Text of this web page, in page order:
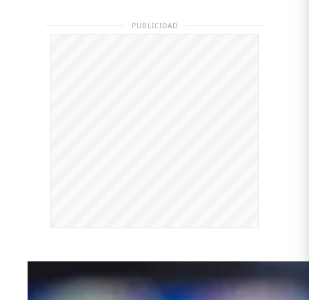
PUBLICIDAD